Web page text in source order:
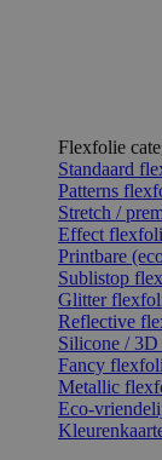
Flexfolie
Standaard
Patterns
Stretch /
Effect
Printbare
Sublistop
Glitter
Reflective
Silicone /
Fancy
Metallic
Eco-